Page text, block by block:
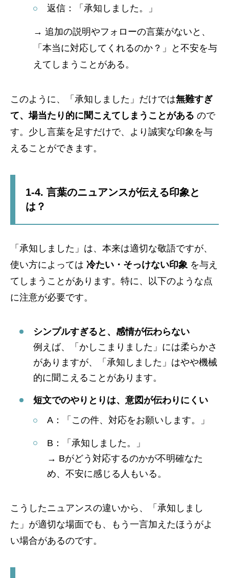
返信：「承知しました。」
→ 追加の説明やフォローの言葉がないと、
「本当に対応してくれるのか？」と不安を与
えてしまうことがある。
このように、「承知しました」だけでは無難すぎ
て、場当たり的に聞こえてしまうことがある ので
す。少し言葉を足すだけで、より誠実な印象を与
えることができます。
1-4. 言葉のニュアンスが伝える印象と
は？
「承知しました」は、本来は適切な敬語ですが、
使い方によっては 冷たい・そっけない印象 を与え
てしまうことがあります。特に、以下のような点
に注意が必要です。
シンプルすぎると、感情が伝わらない
例えば、「かしこまりました」には柔らかさ
がありますが、「承知しました」はやや機械
的に聞こえることがあります。
短文でのやりとりは、意図が伝わりにくい
A：「この件、対応をお願いします。」
B：「承知しました。」
→ Bがどう対応するのかが不明確なた
め、不安に感じる人もいる。
こうしたニュアンスの違いから、「承知しまし
た」が適切な場面でも、もう一言加えたほうがよ
い場合があるのです。